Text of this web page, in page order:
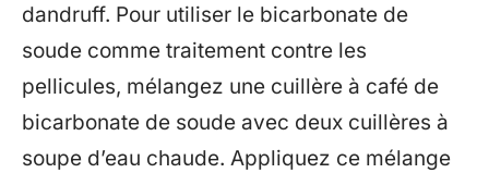
dandruff. Pour utiliser le bicarbonate de
soude comme traitement contre les
pellicules, mélangez une cuillère à café de
bicarbonate de soude avec deux cuillères à
soupe d’eau chaude. Appliquez ce mélange